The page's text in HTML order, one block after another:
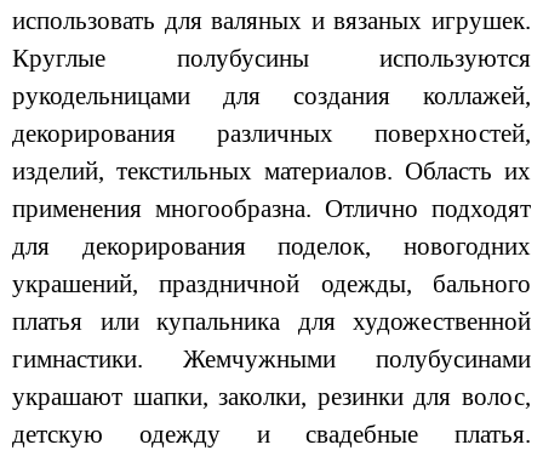
использовать для валяных и вязаных игрушек.
Круглые полубусины используются
рукодельницами для создания коллажей,
декорирования различных поверхностей,
изделий, текстильных материалов. Область их
применения многообразна. Отлично подходят
для декорирования поделок, новогодних
украшений, праздничной одежды, бального
платья или купальника для художественной
гимнастики. Жемчужными полубусинами
украшают шапки, заколки, резинки для волос,
детскую одежду и свадебные платья.